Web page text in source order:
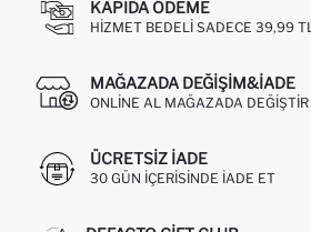
KAPIDA ÖDEME
HIZMET BEDELI SADECE 39,99 TL
MAĞAZADA DEĞIŞIM&İADE
ONLINE AL MAĞAZADA DEĞIŞTIR
ÜCRETSIZ IADE
30 GÜN IÇERISINDE IADE ET